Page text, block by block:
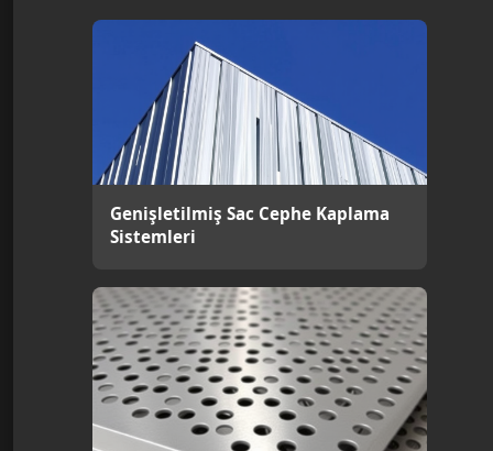
Genişletilmiş Sac Cephe Kaplama
Sistemleri